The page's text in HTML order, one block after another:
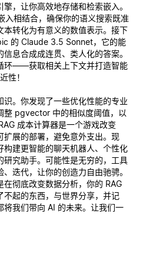
，让你高效地存储和检索嵌入。
相结合，确保你的语义搜索既准
本转化为有意义的数值表示。接下
的 Claude 3.5 Sonnet，它的能
息合成成连贯、类人化的答案。
环——获取相关上下文并打造智能
性！
。你发现了一些优化性能的专业
整 pgvector 中的相似度阈值，以
成本计算器是一个游戏改变
扩展的部署，避免意外支出。现
构建更智能的聊天机器人、个性化
研究助手。可能性是无穷的，工具
迭代，让你的创造力自由驰骋。
彻底改变数据分析，你的 RAG
不起的东西，与世界分享，并记
将我们带向 AI 的未来。让我们一